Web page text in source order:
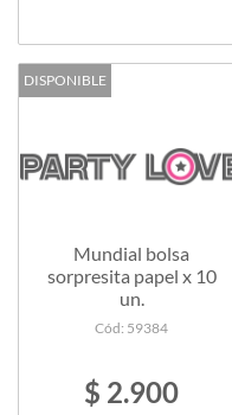
DISPONIBLE
Mundial bolsa
sorpresita papel x 10
un.
Cód: 59384
$ 2.900